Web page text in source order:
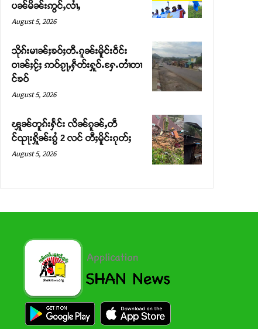
ပၼ်မိၼ်းဢွင်ႇလၢႆႇ
August 5, 2026
သိုၵ်းမၢၼ်ႈၶဝ်ႈတီႉၵူၼ်းမိူင်းဝဵင်း
ဝၢၼ်ႈငႂ်ႈ ဢဝ်ၵႂႃႇႁဵတ်းႁူဝ်ႉႁႄႉတၢႆတၢ
င်ၶဝ်
August 5, 2026
ၾူၼ်တူၵ်းႁႅင်း လိၼ်ၵူၼ်ႇတဵ
င်ၺႃးႁိူၼ်းၵွႆ 2 လင် တီႈမိူင်းၵုတ်ႈ
August 5, 2026